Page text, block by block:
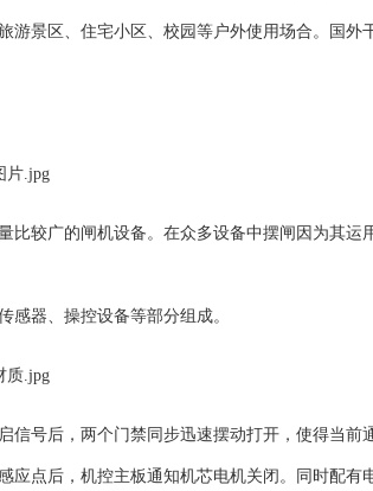
景区、住宅小区、校园等户外使用场合。国外
较广的闸机设备。在众多设备中摆闸因为其运
器、操控设备等部分组成。
号后，两个门禁同步迅速摆动打开，使得当前
点后，机控主板通知机芯电机关闭。同时配有